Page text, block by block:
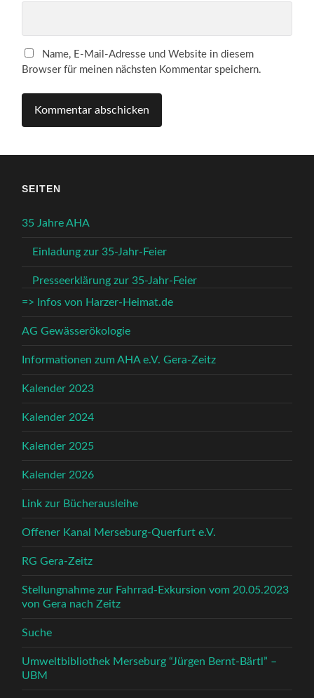
Name, E-Mail-Adresse und Website in diesem
Browser für meinen nächsten Kommentar speichern.
SEITEN
35 Jahre AHA
Einladung zur 35-Jahr-Feier
Presseerklärung zur 35-Jahr-Feier
=> Infos von Harzer-Heimat.de
AG Gewässerökologie
Informationen zum AHA e.V. Gera-Zeitz
Kalender 2023
Kalender 2024
Kalender 2025
Kalender 2026
Link zur Bücherausleihe
Offener Kanal Merseburg-Querfurt e.V.
RG Gera-Zeitz
Stellungnahme zur Fahrrad-Exkursion vom 20.05.2023
von Gera nach Zeitz
Suche
Umweltbibliothek Merseburg “Jürgen Bernt-Bärtl” –
UBM